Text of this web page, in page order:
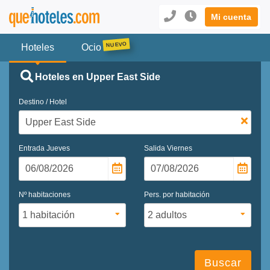
Mi cuenta
Hoteles Ocio
Hoteles en Upper East Side
Destino / Hotel
Entrada Jueves Salida Viernes
Nº habitaciones Pers. por habitación
Buscar